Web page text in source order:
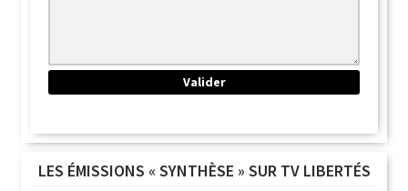
LES ÉMISSIONS « SYNTHÈSE » SUR TV LIBERTÉS